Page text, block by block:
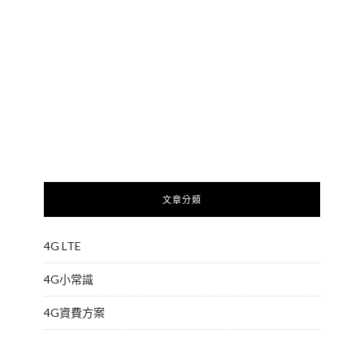
文章分類
4G LTE
4G小常識
4G資費方案